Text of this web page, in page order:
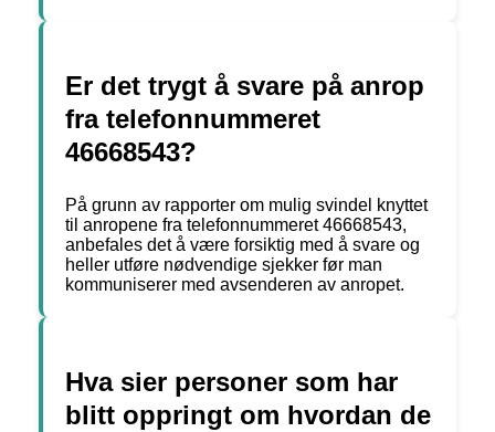
Er det trygt å svare på anrop
fra telefonnummeret
46668543?
På grunn av rapporter om mulig svindel knyttet
til anropene fra telefonnummeret 46668543,
anbefales det å være forsiktig med å svare og
heller utføre nødvendige sjekker før man
kommuniserer med avsenderen av anropet.
Hva sier personer som har
blitt oppringt om hvordan de